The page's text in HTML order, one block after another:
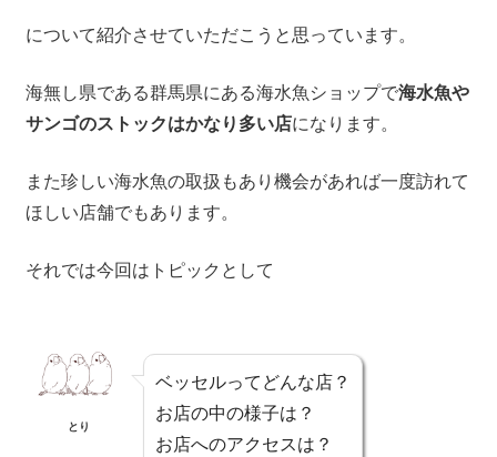
について紹介させていただこうと思っています。
海無し県である群馬県にある海水魚ショップで海水魚や
サンゴのストックはかなり多い店になります。
また珍しい海水魚の取扱もあり機会があれば一度訪れて
ほしい店舗でもあります。
それでは今回はトピックとして
とり
ベッセルってどんな店？
お店の中の様子は？
お店へのアクセスは？